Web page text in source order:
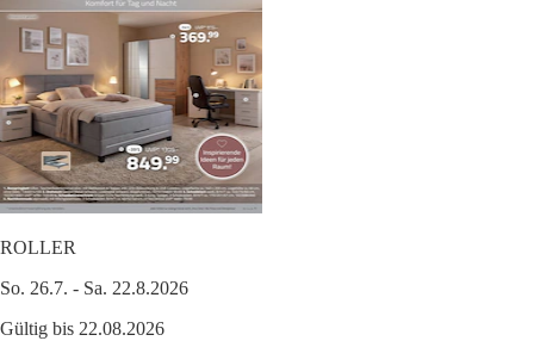
ROLLER
So. 26.7. - Sa. 22.8.2026
Gültig bis 22.08.2026